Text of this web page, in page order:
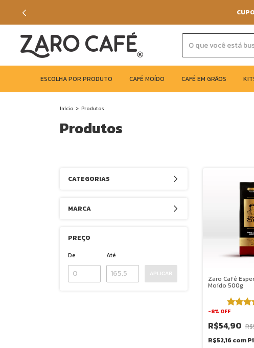
ESCOLHA POR PRODUTO CAFÉ MOÍDO CAFÉ EM GRÃOS
Início > Produtos
Produtos
CATEGORIAS
MARCA
PREÇO
De
Até
APLICAR
Zaro Café
Moído 500g
-8% OFF
R$54,90
R$52,16com